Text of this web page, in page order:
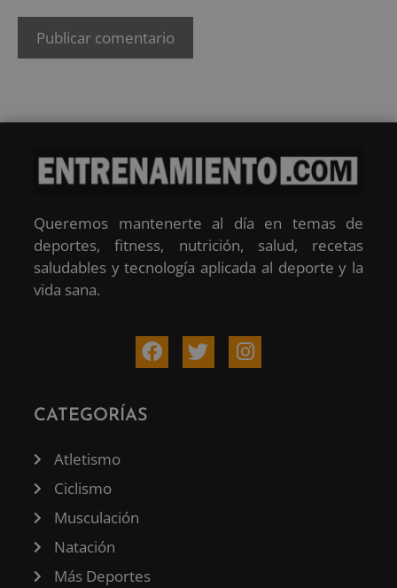
Queremos mantenerte al día en temas de
deportes, fitness, nutrición, salud, recetas
saludables y tecnología aplicada al deporte y la
vida sana.
CATEGORÍAS
Atletismo
Ciclismo
Musculación
Natación
Más Deportes